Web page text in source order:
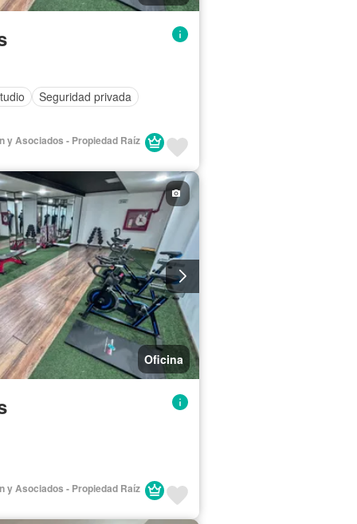
Seguridad privada
y Asociados - Propiedad Raíz
Oficina
y Asociados - Propiedad Raíz